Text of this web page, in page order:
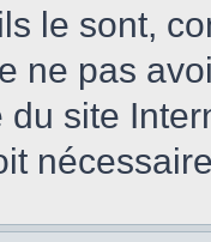
le sont,
ne pas
site